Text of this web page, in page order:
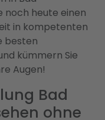
noch heute einen
in kompetenten
besten
kümmern Sie
Augen!
Bad
ohne